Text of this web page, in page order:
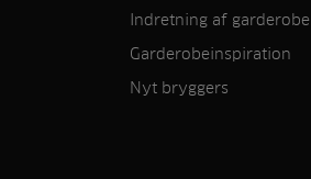
Indretning af garderobe
Garderobeinspiration
Nyt bryggers